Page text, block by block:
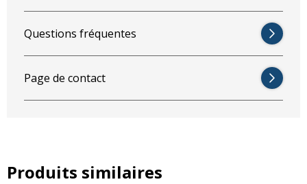
Questions fréquentes
Page de contact
Produits similaires